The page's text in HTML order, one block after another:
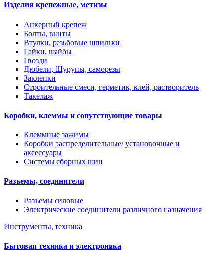
Изделия крепежные, метизы
Анкерный крепеж
Болты, винты
Втулки, резьбовые шпильки
Гайки, шайбы
Гвозди
Дюбели, Шурупы, саморезы
Заклепки
Строительные смеси, герметик, клей, растворитель
Такелаж
Коробки, клеммы и сопутствующие товары
Клеммные зажимы
Коробки распределительные/ установочные и
аксессуары
Системы сборных шин
Разъемы, соединители
Разъемы силовые
Электрические соединители различного назначения
Инструменты, техника
Бытовая техника и электроника